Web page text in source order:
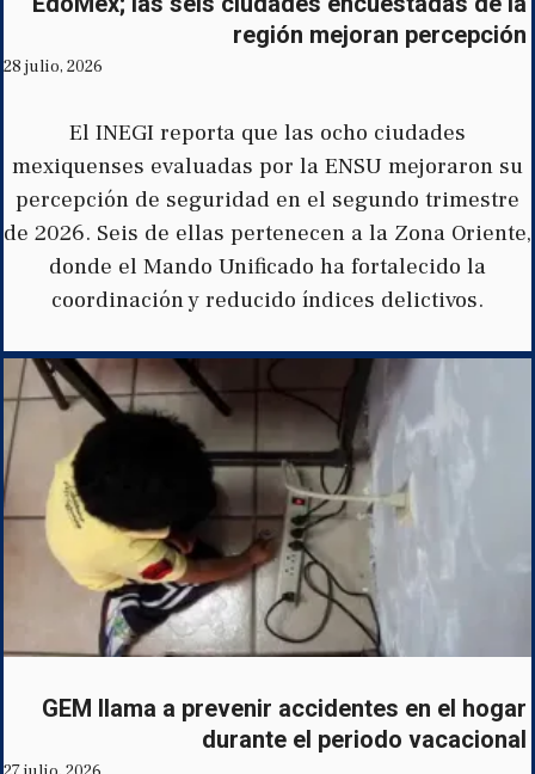
región mejoran percepción
28 julio, 2026
El INEGI reporta que las ocho ciudades
mexiquenses evaluadas por la ENSU mejoraron su
percepción de seguridad en el segundo trimestre
de 2026. Seis de ellas pertenecen a la Zona Oriente,
donde el Mando Unificado ha fortalecido la
coordinación y reducido índices delictivos.
GEM llama a prevenir accidentes en el hogar
durante el periodo vacacional